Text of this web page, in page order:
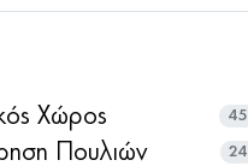
Χώρος 45
Πουλιών 24